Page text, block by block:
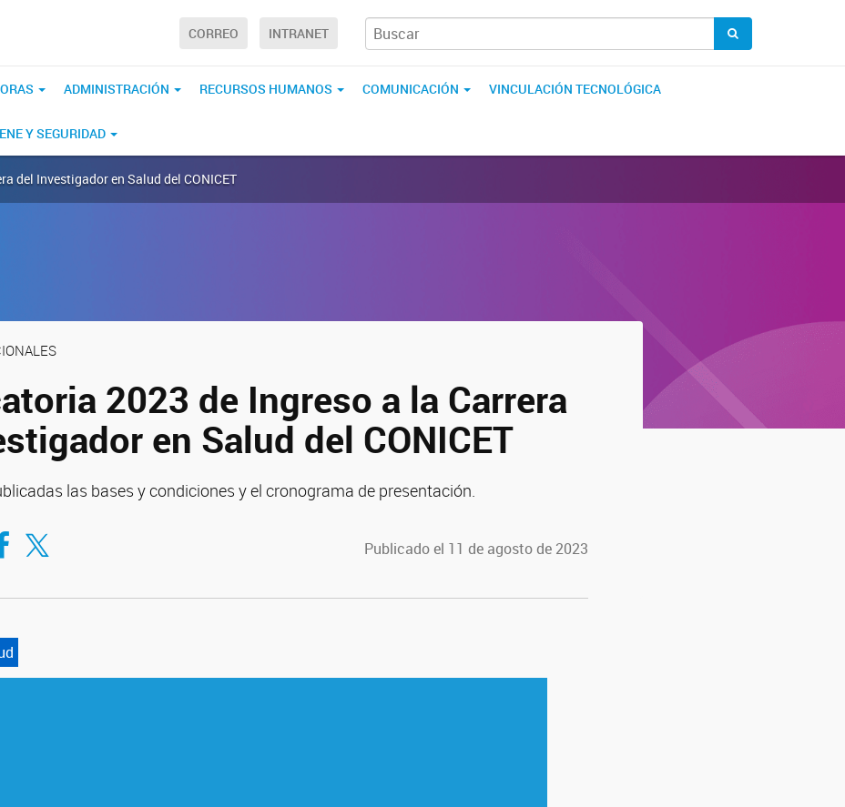
CORREO INTRANET
ADMINISTRACIÓN RECURSOS HUMANOS COMUNICACIÓN VINCULACIÓN TECNOLÓGICA
Y SEGURIDAD
del Investigador en Salud del CONICET
2023 de Ingreso a la Carrera
en Salud del CONICET
las bases y condiciones y el cronograma de presentación.
en Facebook
Compartir en Twitter Publicado el 11 de agosto de 2023